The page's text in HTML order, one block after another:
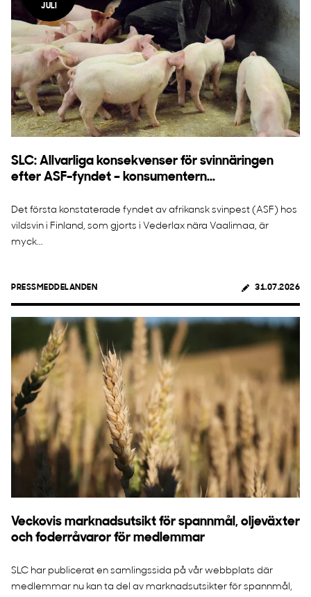
JULI
SLC: Allvarliga konsekvenser för svinnäringen
efter ASF-fyndet – konsumentern...
Det första konstaterade fyndet av afrikansk svinpest (ASF) hos
vildsvin i Finland, som gjorts i Vederlax nära Vaalimaa, är
myck...
PRESSMEDDELANDEN 31.07.2026
Veckovis marknadsutsikt för spannmål, oljeväxter
och foderråvaror för medlemmar
SLC har publicerat en samlingssida på vår webbplats där
medlemmar nu kan ta del av marknadsutsikter för spannmål,